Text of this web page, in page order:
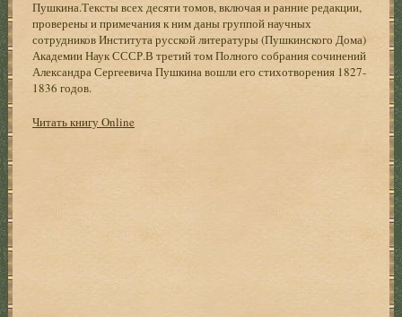
Пушкина.Тексты всех десяти томов, включая и ранние редакции,
проверены и примечания к ним даны группой научных
сотрудников Института русской литературы (Пушкинского Дома)
Академии Наук СССР.В третий том Полного собрания сочинений
Александра Сергеевича Пушкина вошли его стихотворения 1827-
1836 годов.
Читать книгу Online